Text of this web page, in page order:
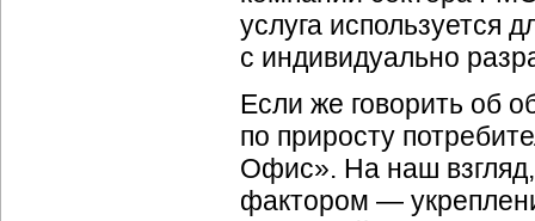
услуга используется
с индивидуально
Если же говорить об
по приросту
Офис». На наш
фактором —